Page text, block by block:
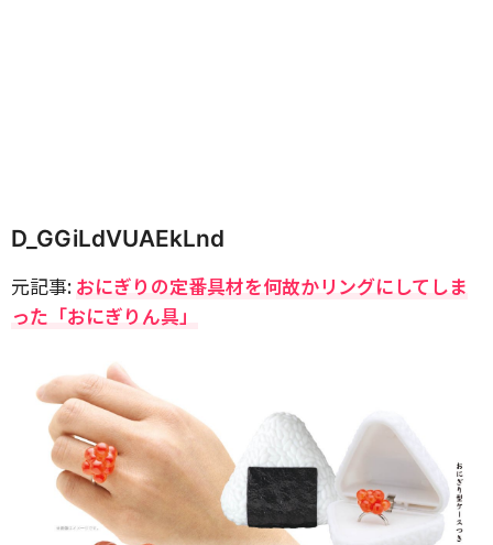
D_GGiLdVUAEkLnd
元記事: おにぎりの定番具材を何故かリングにしてしま
った「おにぎりん具」